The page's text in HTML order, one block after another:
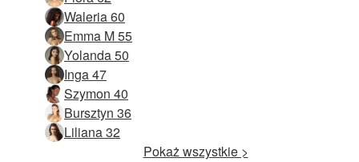
Waleria 60
Emma M 55
Yolanda 50
Inga 47
Szymon 40
Bursztyn 36
Liliana 32
Pokaż wszystkie >